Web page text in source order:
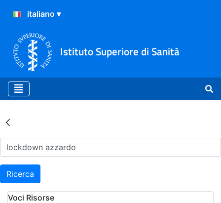
Istituto Superiore di Sanità
Risultati della Ricerca -
Ricerca
Voci Risorse